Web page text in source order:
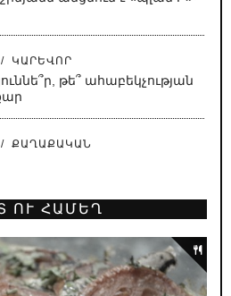
/ ԿԱՐԵՎՈՐ
թե՞ ահաբեկչության
/ ՔԱՂԱՔԱԿԱՆ
/ ԿԱՐԵՎՈՐ
հիստերիան՝
սցենարով
ՈՒ ՀԱՄԵՂ